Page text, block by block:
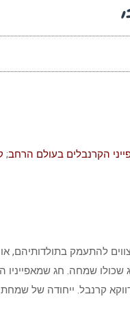
הקרנבלים בעולם הרחב;
להתעמק בתולדותיהם,
שמחה. חג שמאפייניו
דווקא קרנבל. ייחודה של